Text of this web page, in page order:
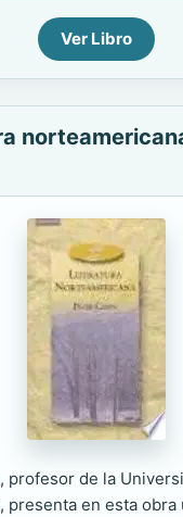
Ver Libro
profesor de la
presenta en esta obra